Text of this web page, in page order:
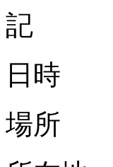
記
日時
場所